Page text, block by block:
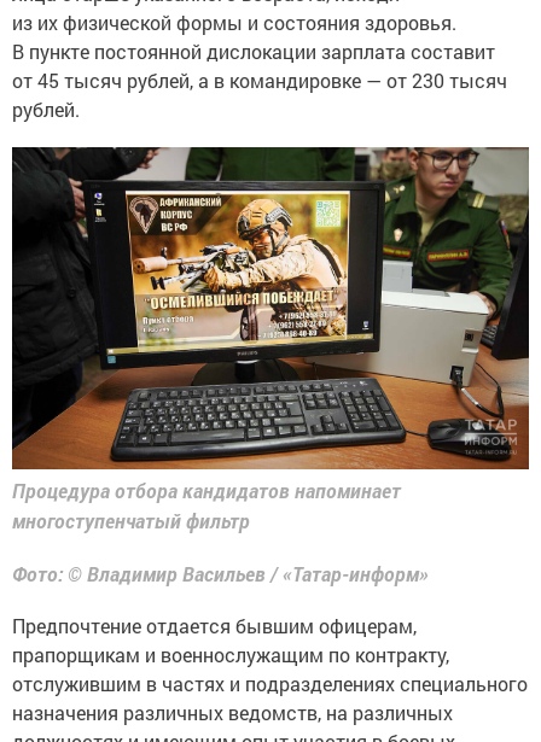
из их физической формы и состояния здоровья.
В пункте постоянной дислокации зарплата составит
от 45 тысяч рублей, а в командировке — от 230 тысяч
рублей.
Процедура отбора кандидатов напоминает
многоступенчатый фильтр
Фото: © Владимир Васильев / «Татар-информ»
Предпочтение отдается бывшим офицерам,
прапорщикам и военнослужащим по контракту,
отслужившим в частях и подразделениях специального
назначения различных ведомств, на различных
должностях и имеющим опыт участия в боевых